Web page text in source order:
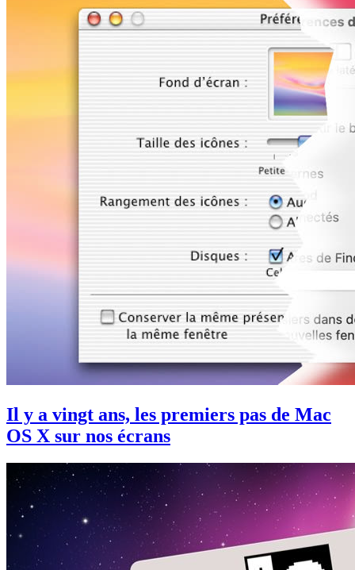
Il y a vingt ans, les premiers pas de Mac
OS X sur nos écrans